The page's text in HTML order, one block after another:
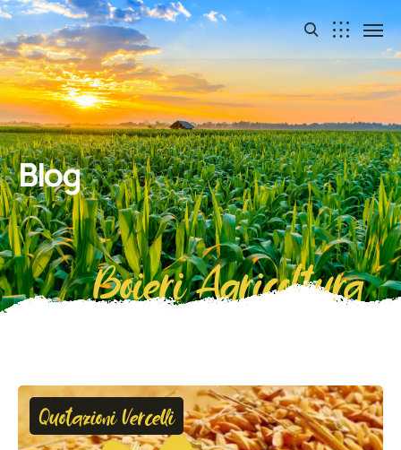
Blog
Boieri Agricoltura
Quotazioni Vercelli